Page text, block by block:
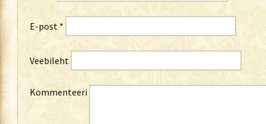
E-post *
Veebileht
Kommenteeri